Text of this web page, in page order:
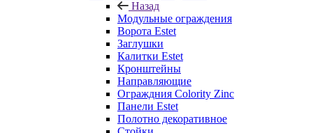
Назад
Модульные ограждения
Ворота Estet
Заглушки
Калитки Estet
Кронштейны
Направляющие
Ограждния Colority Zinc
Панели Estet
Полотно декоративное